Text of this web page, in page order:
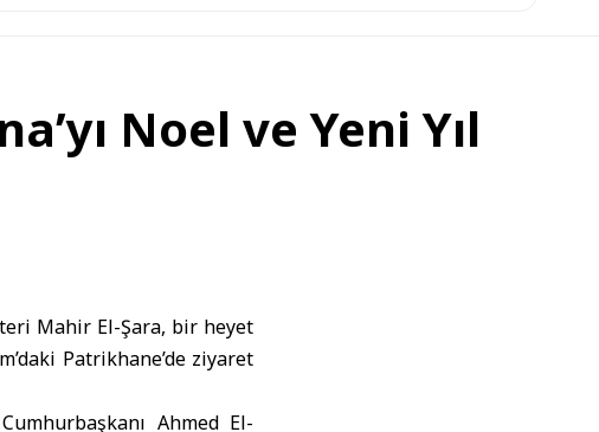
Noel ve Yeni Yıl
Mahir El-Şara, bir heyet
Patrikhane’de ziyaret
Ahmed El-